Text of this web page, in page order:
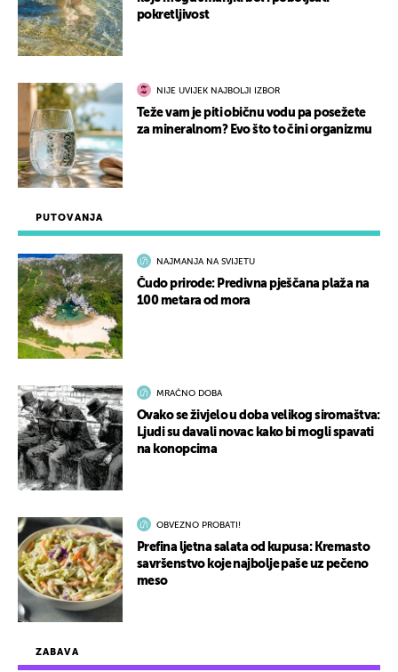
ZABAVA
PUTOVANJA
NAJMANJA NA SVIJETU
Čudo prirode: Predivna pješčana plaža na
100 metara od mora
MRAČNO DOBA
Ovako se živjelo u doba velikog siromaštva:
Ljudi su davali novac kako bi mogli spavati
na konopcima
OBVEZNO PROBATI!
Prefina ljetna salata od kupusa: Kremasto
savršenstvo koje najbolje paše uz pečeno
meso
pokretljivost
NIJE UVIJEK NAJBOLJI IZBOR
Teže vam je piti običnu vodu pa posežete
za mineralnom? Evo što to čini organizmu